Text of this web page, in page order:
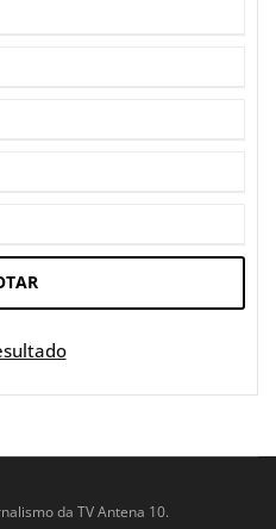
da TV Antena 10.